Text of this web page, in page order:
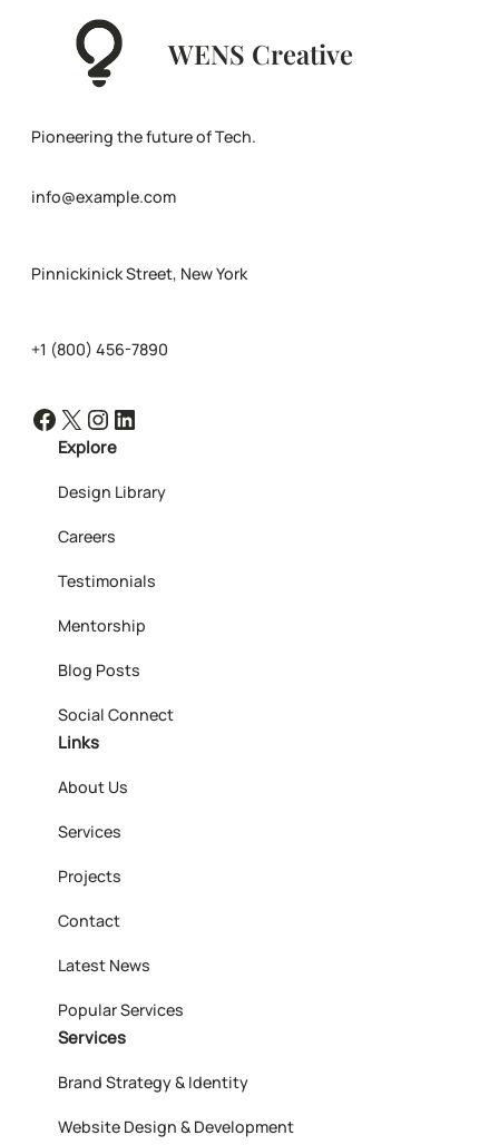
WENS Creative
Pioneering the future of Tech.
info@example.com
Pinnickinick Street, New York
+1 (800) 456-7890
Facebook X Instagram LinkedIn
Explore
Design Library
Careers
Testimonials
Mentorship
Blog Posts
Social Connect
Links
About Us
Services
Projects
Contact
Latest News
Popular Services
Services
Brand Strategy & Identity
Website Design & Development